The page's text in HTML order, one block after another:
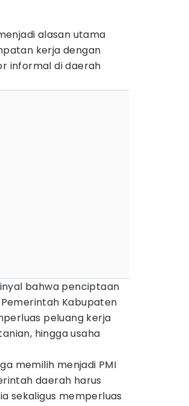
alasan utama
kerja dengan
informal di daerah
bahwa penciptaan
Kabupaten
peluang kerja
hingga usaha
memilih menjadi PMI
daerah harus
sekaligus memperluas